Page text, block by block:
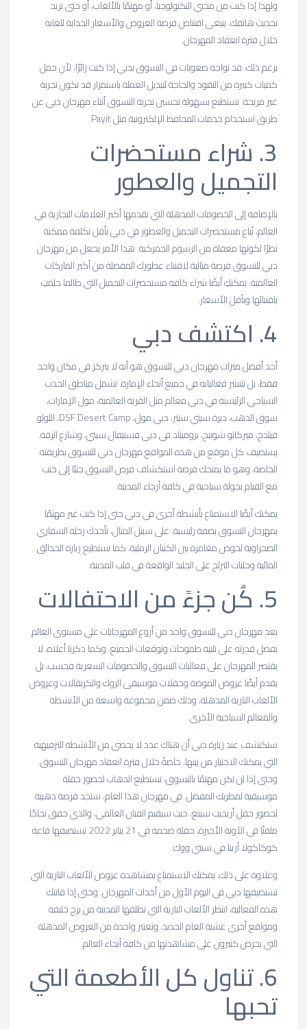
ولهذا إذا كنت من محبي التكنولوجيا، أو مهتمًا بالألعاب، أو حتى تريد
تحديث هاتفك، ينبغي اقتناص فرصة العروض والأسعار الجذابة للغاية
خلال فترة انعقاد المهرجان.
برغم ذلك، قد تواجه صعوبات في التسوق بدبي إذا كنت زائرًا، لأن حمل
كميات كبيرة من النقود والحاجة لتبديل العملة باستمرار قد تكون تجربة
غير مريحة. تستطيع بسهولة تحسين تجربة التسوق أثناء مهرجان دبي عن
طريق استخدام خدمات المحافظ الإلكترونية مثل Payit.
3. شراءمستحضرات
التجميلوالعطور
بالإضافة إلى الخصومات المذهلة التي تقدمها أكبر العلامات التجارية في
العالم، تُباع مستحضرات التجميل والعطور في دبي بأقل تكلفة ممكنة
نظرًا لكونها معفاة من الرسوم الجمركية. هذا الأمر يجعل من مهرجان
دبي للتسوق فرصة مثالية لاقتناء عطورك المفضلة من أكبر الماركات
العالمية. يمكنكِ أيضًا شراء كافة مستحضرات التجميل التي طالما حلمتِ
باقتنائها وبأقل الأسعار.
4. اكتشفدبي
أحد أفضل ميزات مهرجان دبي للتسوق هو أنه لا يتركز في مكان واحد
فقط، بل تنتشر فعالياته في جميع أنحاء الإمارة. تشمل مناطق الجذب
السياحي الرئيسية في دبي معالم مثل القرية العالمية، مول الإمارات،
سوق الذهب، ديرة سيتي سنتر، دبي مول، DSF Desert Camp، اللولو
فيلدج، ميركاتو شوبنج، بروميناد في دبي فستيفال سيتي، وشارع الرقة.
يستضيف كل موقع من هذه المواقع مهرجان دبي للتسوق بطريقته
الخاصة، وهو ما يمنحك فرصة استكشاف فرص التسوق جنبًا إلى جنب
مع القيام بجولة سياحية في كافة أرجاء المدينة.
يمكنك أيضًا الاستمتاع بأنشطة أخرى في دبي حتى إذا كنت غير مهتمًا
بمهرجان التسوق بصفة رئيسية. على سبيل المثال، تأخذك رحلة السفاري
الصحراوية لخوض مغامرة بين الكثبان الرملية، كما تستطيع زيارة الحدائق
المائية وحلبات التزلج على الجليد الواقعة في قلب المدينة.
5. كُنجزءًمنالاحتفالات
يعد مهرجان دبي للتسوق واحد من أروع المهرجانات على مستوى العالم
بفضل قدرته على تلبية طموحات وتوقعات الجميع. وكما ذكرنا أعلاه، لا
يقتصر المهرجان على فعاليات التسوق والخصومات السعرية فحسب، بل
يقدم أيضًا عروض الموضة وحفلات موسيقى الروك والكرنفالات وعروض
الألعاب النارية المذهلة، وذلك ضمن مجموعة واسعة من الأنشطة
والمعالم السياحية الأخرى.
ستكتشف عند زيارة دبي أن هناك عدد لا يحصى من الأنشطة الترفيهية
التي يمكنك الاختيار من بينها، خاصةً خلال فترة انعقاد مهرجان التسوق.
وحتى إذا لن تكن مهتمًا بالتسوق، تستطيع الذهاب لحضور حفلة
موسيقية لمطربك المفضل. في مهرجان هذا العام، ستجد فرصة ذهبية
لحضور حفل أريجيت سينغ، حيث سيقيم الفنان العالمي، والذي حقق نجاحًا
ملفتًا في الآونة الأخيرة، حفلة ضخمة في 21 يناير 2022 تستضيفها قاعة
كوكاكولا أرينا في سيتي ووك.
وعلاوة على ذلك، يمكنك الاستمتاع بمشاهدة عروض الألعاب النارية التي
تستضيفها دبي في اليوم الأول من أحداث المهرجان. وحتى إذا فاتتك
هذه الفعالية، انتظر الألعاب النارية التي تطلقها المدينة من برج خليفة
ومواقع أخرى عشية العام الجديد، وتعتبر واحدة من العروض المذهلة
التي يحرص كثيرون على مشاهدتها من كافة أنحاء العالم.
6. تناولكلالأطعمةالتي
تحبها